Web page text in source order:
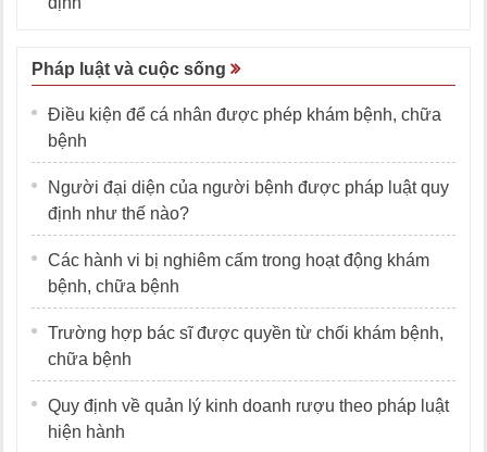
Pháp luật và cuộc sống
Điều kiện để cá nhân được phép khám bệnh, chữa
bệnh
Người đại diện của người bệnh được pháp luật quy
định như thế nào?
Các hành vi bị nghiêm cấm trong hoạt động khám
bệnh, chữa bệnh
Trường hợp bác sĩ được quyền từ chối khám bệnh,
chữa bệnh
Quy định về quản lý kinh doanh rượu theo pháp luật
hiện hành